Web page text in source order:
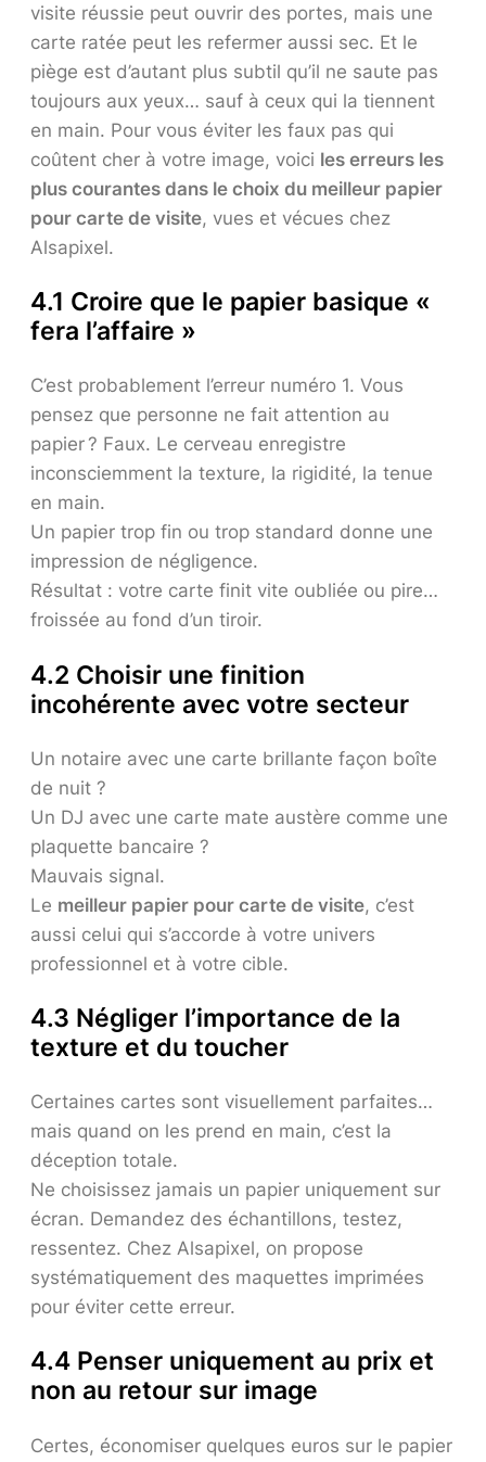
visite réussie peut ouvrir des portes, mais une
carte ratée peut les refermer aussi sec. Et le
piège est d’autant plus subtil qu’il ne saute pas
toujours aux yeux… sauf à ceux qui la tiennent
en main. Pour vous éviter les faux pas qui
coûtent cher à votre image, voici les erreurs les
plus courantes dans le choix du meilleur papier
pour carte de visite, vues et vécues chez
Alsapixel.
4.1 Croire que le papier basique «
fera l’affaire »
C’est probablement l’erreur numéro 1. Vous
pensez que personne ne fait attention au
papier ? Faux. Le cerveau enregistre
inconsciemment la texture, la rigidité, la tenue
en main.
Un papier trop fin ou trop standard donne une
impression de négligence.
Résultat : votre carte finit vite oubliée ou pire…
froissée au fond d’un tiroir.
4.2 Choisir une finition
incohérente avec votre secteur
Un notaire avec une carte brillante façon boîte
de nuit ?
Un DJ avec une carte mate austère comme une
plaquette bancaire ?
Mauvais signal.
Le meilleur papier pour carte de visite, c’est
aussi celui qui s’accorde à votre univers
professionnel et à votre cible.
4.3 Négliger l’importance de la
texture et du toucher
Certaines cartes sont visuellement parfaites…
mais quand on les prend en main, c’est la
déception totale.
Ne choisissez jamais un papier uniquement sur
écran. Demandez des échantillons, testez,
ressentez. Chez Alsapixel, on propose
systématiquement des maquettes imprimées
pour éviter cette erreur.
4.4 Penser uniquement au prix et
non au retour sur image
Certes, économiser quelques euros sur le papier